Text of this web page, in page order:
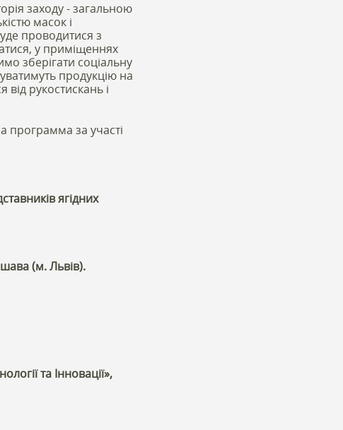
заходу - загальною
масок і
проводитися з
у приміщеннях
зберігати соціальну
продукцію на
рукостискань і
программа за участі
ягідних
(м. Львів).
та Інновації»,